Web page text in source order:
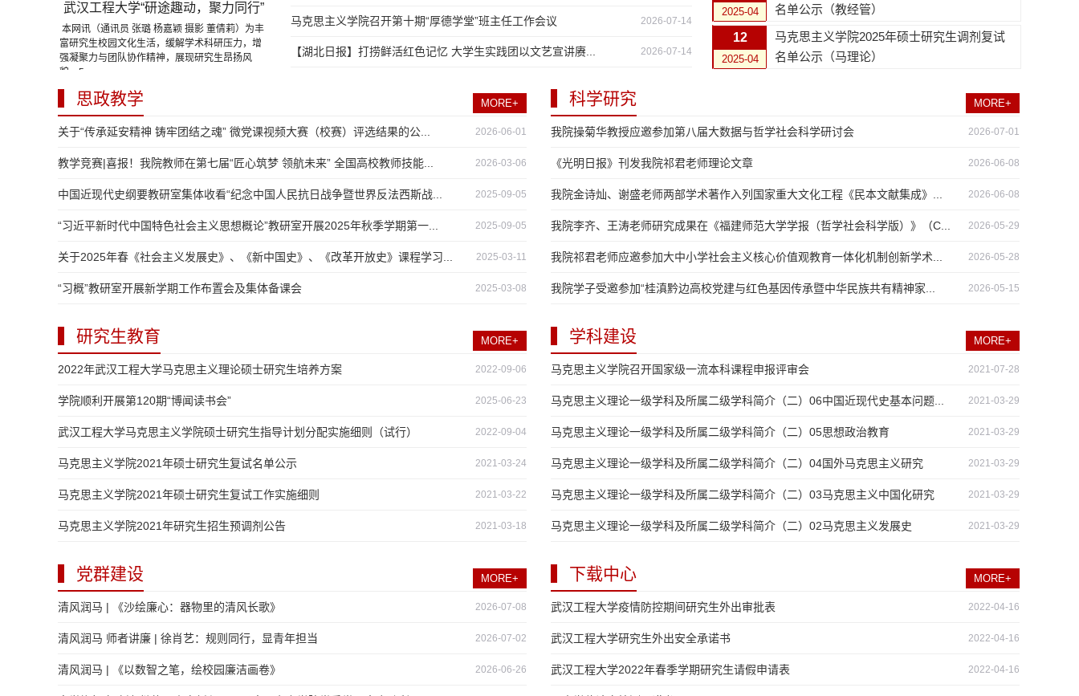
武汉工程大学“研途趣动，聚力同行”
研究生趣味运动会圆满落幕
本网讯（通讯员 张璐 杨嘉颖 摄影 董倩莉）为丰
富研究生校园文化生活，缓解学术科研压力，增
强凝聚力与团队协作精神，展现研究生昂扬风
貌，5...
马克思主义学院召开第十期“厚德学堂”班主任工作会议 2026-07-14
【湖北日报】打捞鲜活红色记忆 大学生实践团以文艺宣讲赓... 2026-07-14
2025-04
名单公示（教经管）
12
2025-04
马克思主义学院2025年硕士研究生调剂复试
名单公示（马理论）
思政教学 MORE+
关于“传承延安精神 铸牢团结之魂” 微党课视频大赛（校赛）评选结果的公... 2026-06-01
教学竞赛|喜报！我院教师在第七届“匠心筑梦 领航未来” 全国高校教师技能... 2026-03-06
中国近现代史纲要教研室集体收看“纪念中国人民抗日战争暨世界反法西斯战... 2025-09-05
“习近平新时代中国特色社会主义思想概论”教研室开展2025年秋季学期第一... 2025-09-05
关于2025年春《社会主义发展史》、《新中国史》、《改革开放史》课程学习... 2025-03-11
“习概”教研室开展新学期工作布置会及集体备课会 2025-03-08
科学研究 MORE+
我院操菊华教授应邀参加第八届大数据与哲学社会科学研讨会 2026-07-01
《光明日报》刊发我院祁君老师理论文章 2026-06-08
我院金诗灿、谢盛老师两部学术著作入列国家重大文化工程《民本文献集成》... 2026-06-08
我院李齐、王涛老师研究成果在《福建师范大学学报（哲学社会科学版）》（C... 2026-05-29
我院祁君老师应邀参加大中小学社会主义核心价值观教育一体化机制创新学术... 2026-05-28
我院学子受邀参加“桂滇黔边高校党建与红色基因传承暨中华民族共有精神家... 2026-05-15
研究生教育 MORE+
2022年武汉工程大学马克思主义理论硕士研究生培养方案 2022-09-06
学院顺利开展第120期“博闻读书会” 2025-06-23
武汉工程大学马克思主义学院硕士研究生指导计划分配实施细则（试行） 2022-09-04
马克思主义学院2021年硕士研究生复试名单公示 2021-03-24
马克思主义学院2021年硕士研究生复试工作实施细则 2021-03-22
马克思主义学院2021年研究生招生预调剂公告 2021-03-18
学科建设 MORE+
马克思主义学院召开国家级一流本科课程申报评审会 2021-07-28
马克思主义理论一级学科及所属二级学科简介（二）06中国近现代史基本问题... 2021-03-29
马克思主义理论一级学科及所属二级学科简介（二）05思想政治教育 2021-03-29
马克思主义理论一级学科及所属二级学科简介（二）04国外马克思主义研究 2021-03-29
马克思主义理论一级学科及所属二级学科简介（二）03马克思主义中国化研究 2021-03-29
马克思主义理论一级学科及所属二级学科简介（二）02马克思主义发展史 2021-03-29
党群建设 MORE+
清风润马 | 《沙绘廉心：器物里的清风长歌》 2026-07-08
清风润马 师者讲廉 | 徐肖艺：规则同行，显青年担当 2026-07-02
清风润马 | 《以数智之笔，绘校园廉洁画卷》 2026-06-26
下载中心 MORE+
武汉工程大学疫情防控期间研究生外出审批表 2022-04-16
武汉工程大学研究生外出安全承诺书 2022-04-16
武汉工程大学2022年春季学期研究生请假申请表 2022-04-16